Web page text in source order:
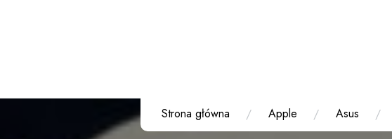
Strona główna Apple Asus